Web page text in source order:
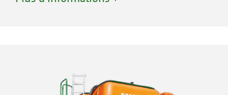
Croissance sûre des plantes, même à des